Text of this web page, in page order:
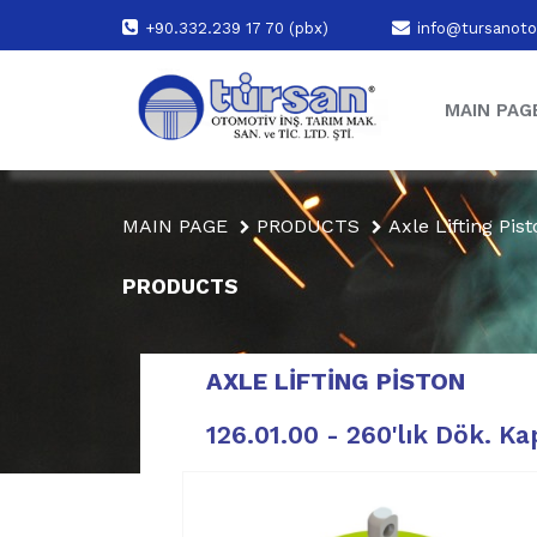
+90.332.239 17 70 (pbx)
MAIN
MAIN PAGE PRODUCTS Axle Lifting
PRODUCTS
AXLE LIFTING PISTON
126.01.00 - 260'lık Dök.